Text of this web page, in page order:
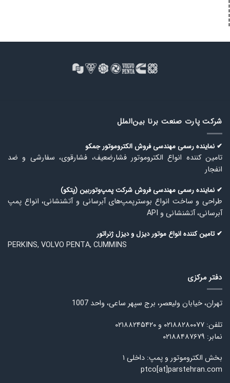
شرکت پارت صنعت برنا بین‌الملل
✔ نماینده رسمی مهندسی فروش الكتروموتور جمكو
تامین كننده انواع الكتروموتور فشارضعیف، فشارقوی، سفارشی و ضد
انفجار
✔ نماینده رسمی مهندسی فروش شركت پمپ‌وتوربین (پتكو)
طراحی و ساخت انواع بوسترپمپ‌های آبرسانی و آتشنشانی، انواع پمپ
آبرسانی، آتشنشانی و API
✔ تامین كننده انواع موتور دیزل و دیزل ژنراتور
PERKINS, VOLVO PENTA, CUMMINS
دفتر مرکزی
تهران، خیابان ولیعصر، برج سپهر ساعی، واحد 1007
تلفن: ۰۲۱۸۸۲۸۰۰۷۷ و ۰۲۱۸۸۲۴۵۴۲۰
نمابر: ۰۲۱۸۸۴۸۷۶۷۹
بخش الکتروموتور و پمپ: داخلی ۱
ptco[at]parstehran.com